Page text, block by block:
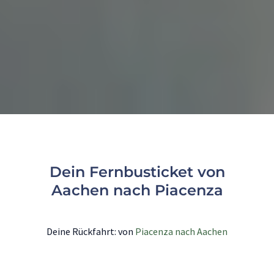
Dein Fernbusticket von
Aachen nach Piacenza
Deine Rückfahrt: von Piacenza nach Aachen